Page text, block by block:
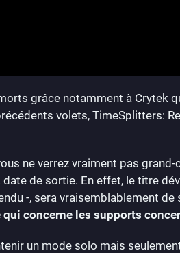
grâce notamment à Crytek
volets, TimeSplitters:
ne verrez vraiment pas grand-
de sortie. En effet, le titre
-, sera vraisemblablement de
concerne les supports
un mode solo mais